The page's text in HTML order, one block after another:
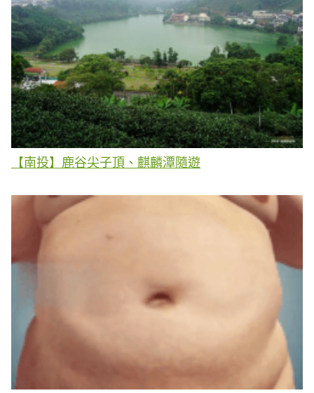
【南投】鹿谷尖子頂、麒麟潭隨遊